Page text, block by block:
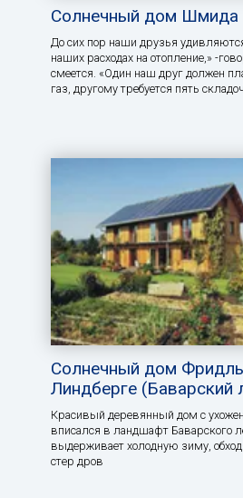
Солнечный дом Шмида
До сих пор наши друзья
наших расходах на отопление,» -
смеется. «Один наш друг должен
газ, другому требуется пять
Солнечный дом
Линдберге (Баварский
Красивый деревянный дом с
вписался в ландшафт Баварского
выдерживает холодную зиму,
стер дров